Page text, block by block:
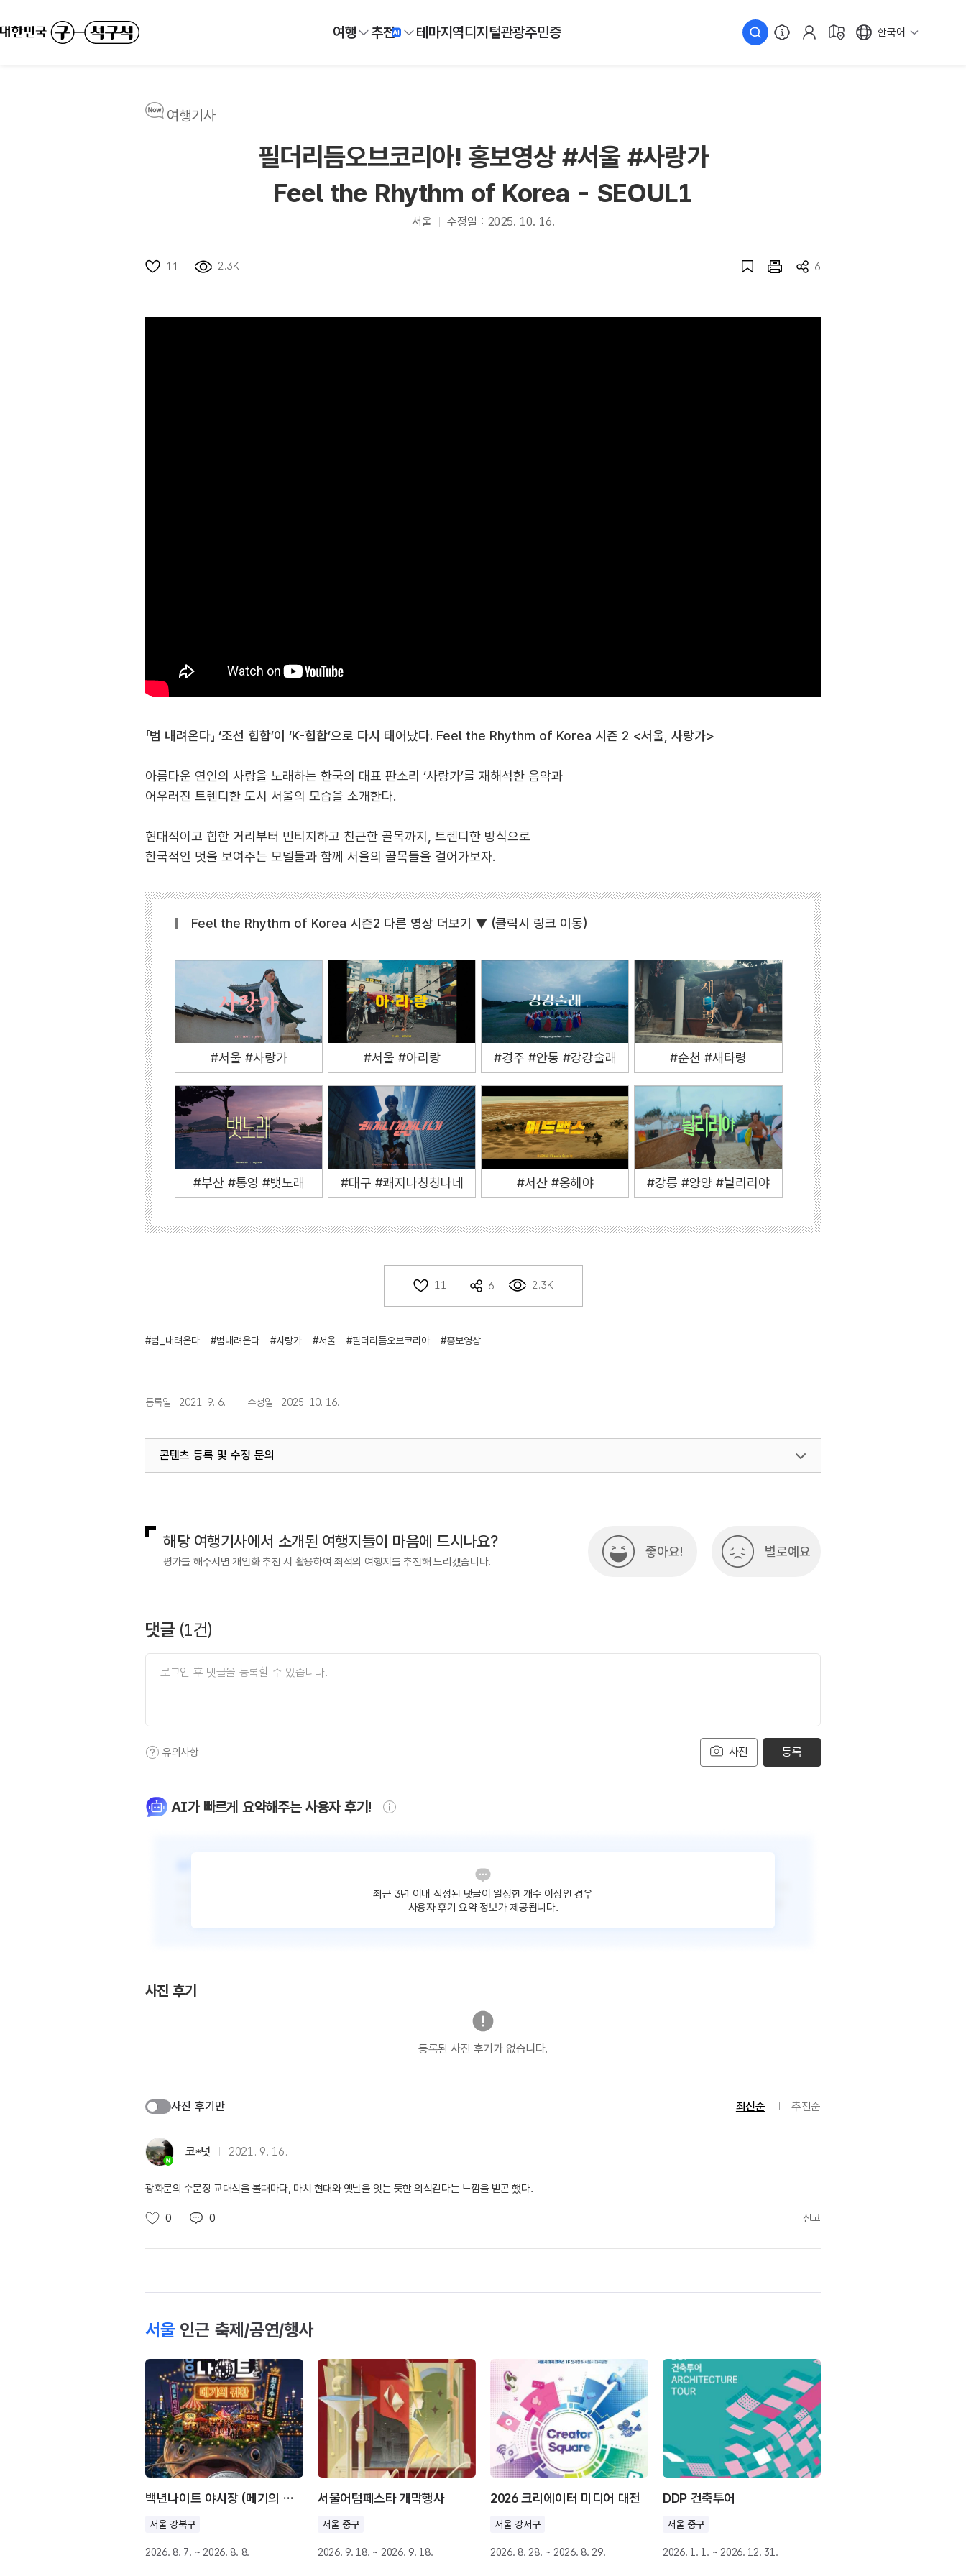
여행 추천 테마지역디지털관광주민증 한국어
여행기사
필더리듬오브코리아! 홍보영상 #서울 #사랑가
Feel the Rhythm of Korea - SEOUL1
서울 수정일 : 2025. 10. 16.
11 2.3K 6
「범 내려온다」 ‘조선 힙합’이 ‘K-힙합’으로 다시 태어났다. Feel the Rhythm of Korea 시즌 2 <서울, 사랑가>
아름다운 연인의 사랑을 노래하는 한국의 대표 판소리 ‘사랑가’를 재해석한 음악과
어우러진 트렌디한 도시 서울의 모습을 소개한다.
현대적이고 힙한 거리부터 빈티지하고 친근한 골목까지, 트렌디한 방식으로
한국적인 멋을 보여주는 모델들과 함께 서울의 골목들을 걸어가보자.
Feel the Rhythm of Korea 시즌2 다른 영상 더보기 ▼ (클릭시 링크 이동)
#서울 #사랑가 #서울 #아리랑 #경주 #안동 #강강술래 #순천 #새타령
#부산 #통영 #뱃노래 #대구 #쾌지나칭칭나네 #서산 #옹헤야 #강릉 #양양 #늴리리야
11 6 2.3K
#범_내려온다 #범내려온다 #사랑가 #서울 #필더리듬오브코리아 #홍보영상
등록일 : 2021. 9. 6. 수정일 : 2025. 10. 16.
콘텐츠 등록 및 수정 문의
해당 여행기사에서 소개된 여행지들이 마음에 드시나요?
평가를 해주시면 개인화 추천 시 활용하여 최적의 여행지를 추천해 드리겠습니다.
좋아요! 별로예요
댓글 (1건)
사진
유의사항 등록
AI가 빠르게 요약해주는 사용자 후기!
최근 3년 이내 작성된 댓글이 일정한 개수 이상인 경우
사용자 후기 요약 정보가 제공됩니다.
사진 후기
등록된 사진 후기가 없습니다.
사진 후기만 최신순 추천순
코*넛 2021. 9. 16.
광화문의 수문장 교대식을 볼때마다, 마치 현대와 옛날을 잇는 듯한 의식같다는 느낌을 받곤 했다.
0 0 신고
서울 인근 축제/공연/행사
백년나이트 야시장 (메기의 귀환)
서울 강북구
2026. 8. 7. ~ 2026. 8. 8.
서울어텀페스타 개막행사
서울 중구
2026. 9. 18. ~ 2026. 9. 18.
2026 크리에이터 미디어 대전
서울 강서구
2026. 8. 28. ~ 2026. 8. 29.
DDP 건축투어
서울 중구
2026. 1. 1. ~ 2026. 12. 31.